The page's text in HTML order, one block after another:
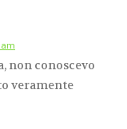
non conoscevo
veramente